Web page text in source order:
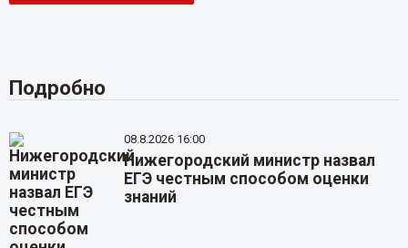
Подробно
08.8.2026 16:00
Нижегородский министр назвал
ЕГЭ честным способом оценки
знаний